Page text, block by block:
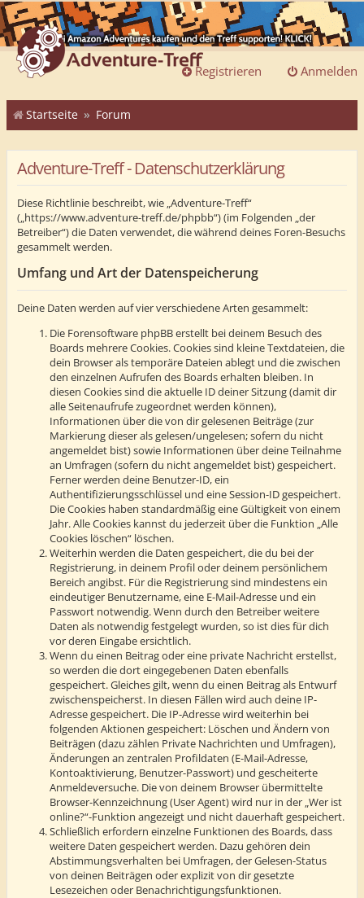
Anmelden
Registrieren
Startseite Forum
Adventure-Treff - Datenschutzerklärung
Diese Richtlinie beschreibt, wie „Adventure-Treff“
(„https://www.adventure-treff.de/phpbb“) (im Folgenden „der
Betreiber“) die Daten verwendet, die während deines Foren-Besuchs
gesammelt werden.
Umfang und Art der Datenspeicherung
Deine Daten werden auf vier verschiedene Arten gesammelt:
Die Forensoftware phpBB erstellt bei deinem Besuch des
Boards mehrere Cookies. Cookies sind kleine Textdateien, die
dein Browser als temporäre Dateien ablegt und die zwischen
den einzelnen Aufrufen des Boards erhalten bleiben. In
diesen Cookies sind die aktuelle ID deiner Sitzung (damit dir
alle Seitenaufrufe zugeordnet werden können),
Informationen über die von dir gelesenen Beiträge (zur
Markierung dieser als gelesen/ungelesen; sofern du nicht
angemeldet bist) sowie Informationen über deine Teilnahme
an Umfragen (sofern du nicht angemeldet bist) gespeichert.
Ferner werden deine Benutzer-ID, ein
Authentifizierungsschlüssel und eine Session-ID gespeichert.
Die Cookies haben standardmäßig eine Gültigkeit von einem
Jahr. Alle Cookies kannst du jederzeit über die Funktion „Alle
Cookies löschen“ löschen.
Weiterhin werden die Daten gespeichert, die du bei der
Registrierung, in deinem Profil oder deinem persönlichem
Bereich angibst. Für die Registrierung sind mindestens ein
eindeutiger Benutzername, eine E-Mail-Adresse und ein
Passwort notwendig. Wenn durch den Betreiber weitere
Daten als notwendig festgelegt wurden, so ist dies für dich
vor deren Eingabe ersichtlich.
Wenn du einen Beitrag oder eine private Nachricht erstellst,
so werden die dort eingegebenen Daten ebenfalls
gespeichert. Gleiches gilt, wenn du einen Beitrag als Entwurf
zwischenspeicherst. In diesen Fällen wird auch deine IP-
Adresse gespeichert. Die IP-Adresse wird weiterhin bei
folgenden Aktionen gespeichert: Löschen und Ändern von
Beiträgen (dazu zählen Private Nachrichten und Umfragen),
Änderungen an zentralen Profildaten (E-Mail-Adresse,
Kontoaktivierung, Benutzer-Passwort) und gescheiterte
Anmeldeversuche. Die von deinem Browser übermittelte
Browser-Kennzeichnung (User Agent) wird nur in der „Wer ist
online?“-Funktion angezeigt und nicht dauerhaft gespeichert.
Schließlich erfordern einzelne Funktionen des Boards, dass
weitere Daten gespeichert werden. Dazu gehören dein
Abstimmungsverhalten bei Umfragen, der Gelesen-Status
von deinen Beiträgen oder explizit von dir gesetzte
Lesezeichen oder Benachrichtigungsfunktionen.